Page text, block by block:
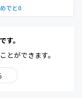
でと0
す。
とができます。